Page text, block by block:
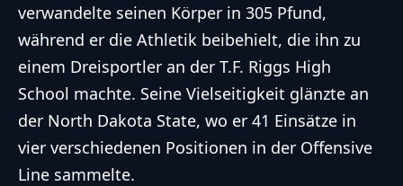
verwandelte seinen Körper in 305 Pfund,
während er die Athletik beibehielt, die ihn zu
einem Dreisportler an der T.F. Riggs High
School machte. Seine Vielseitigkeit glänzte an
der North Dakota State, wo er 41 Einsätze in
vier verschiedenen Positionen in der Offensive
Line sammelte.